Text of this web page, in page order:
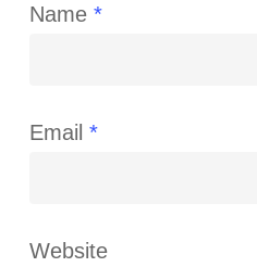
Name *
Email *
Website